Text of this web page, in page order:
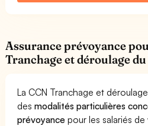
Assurance prévoyance
Tranchage et déroulage
La CCN Tranchage et
desmodalités particulières
prévoyance pour les salariés